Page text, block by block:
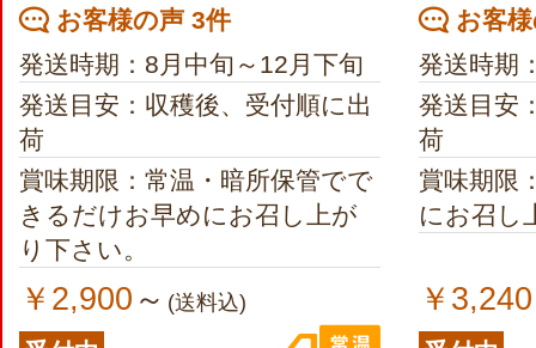
お客様の声 3件
発送時期：8月中旬～12月下旬
発送目安：収穫後、受付順に出
荷
賞味期限：常温・暗所保管でで
きるだけお早めにお召し上が
り下さい。
￥2,900 ～ (送料込)
お客
発送時期
発送目安
荷
賞味期限
にお召し
￥3,240